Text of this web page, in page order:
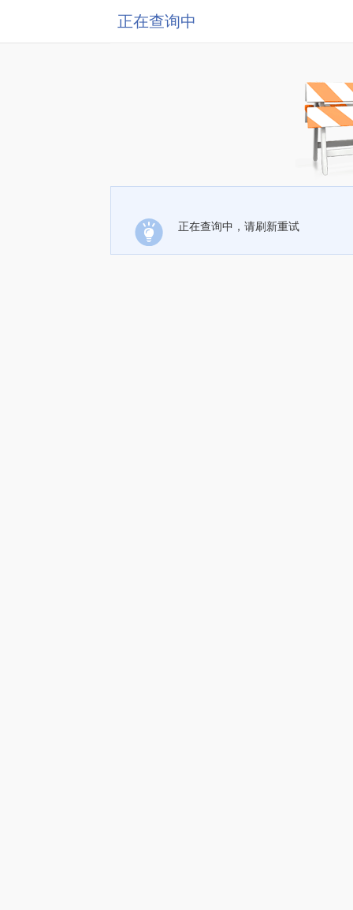
正在查询中
正在查询中，请刷新重试